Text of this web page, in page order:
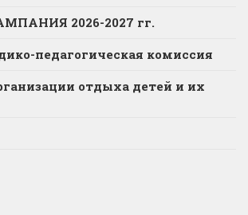
2026-2027 гг.
педагогическая комиссия
отдыха детей и их